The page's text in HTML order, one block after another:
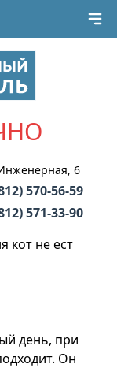
6
570-56-59
571-33-90
кот не ест
день, при
Он